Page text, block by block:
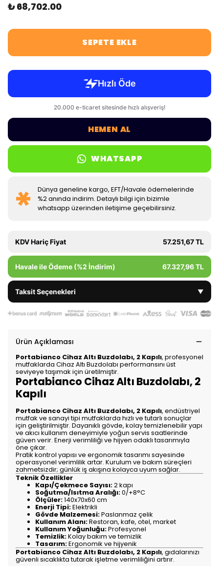
₺ 68,702.00
SEPETE EKLE
HEMEN AL
WHATSAPP
Dünya geneline kargo, EFT/Havale ödemelerinde
%2 anında indirim. Detaylı bilgi için bizimle
whatsapp üzerinden iletişime geçebilirsiniz.
KDV Hariç Fiyat 57.251,67 TL
Havale ile Ödeme (%2 İndirim) 67.327,96 TL
Taksit Seçenekleri ▼
Ürün Açıklaması
Portabianco Cihaz Altı Buzdolabı, 2 Kapılı, profesyonel
mutfaklarda Cihaz Altı Buzdolabı performansını üst
seviyeye taşımak için üretilmiştir.
Portabianco Cihaz Altı Buzdolabı, 2
Kapılı
Portabianco Cihaz Altı Buzdolabı, 2 Kapılı, endüstriyel
mutfak ve sanayi tipi mutfaklarda hızlı ve tutarlı sonuçlar
için geliştirilmiştir. Dayanıklı gövde, kolay temizlenebilir yapı
ve akıcı kullanım deneyimiyle yoğun servis saatlerinde
güven verir. Enerji verimliliği ve hijyen odaklı tasarımıyla
öne çıkar.
Pratik kontrol yapısı ve ergonomik tasarımı sayesinde
operasyonel verimlilik artar. Kurulum ve bakım süreçleri
zahmetsizdir; günlük iş akışına kolayca uyum sağlar.
Teknik Özellikler
Kapı/Çekmece Sayısı:2 kapı
Soğutma/Isıtma Aralığı:0/+8°C
Ölçüler:140x70x60 cm
Enerji Tipi:Elektrikli
Gövde Malzemesi:Paslanmaz çelik
Kullanım Alanı:Restoran, kafe, otel, market
Kullanım Yoğunluğu:Profesyonel
Temizlik:Kolay bakım ve temizlik
Tasarım:Ergonomik ve hijyenik
Portabianco Cihaz Altı Buzdolabı, 2 Kapılı, gıdalarınızı
güvenli sıcaklıkta tutarak işletme verimliliğini artırır.